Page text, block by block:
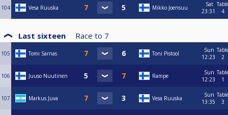
104 Vesa Ruuska Mikko Joensuu
Sat
23:31
4
Last sixteen Race to 7
105 Tomi Sarnas Toni Pistool
Sun
12:23
2
106 Juuso Nuutinen Rampe
Sun
12:23
1
107 Markus Juva Vesa Ruuska
Sun
13:35
3